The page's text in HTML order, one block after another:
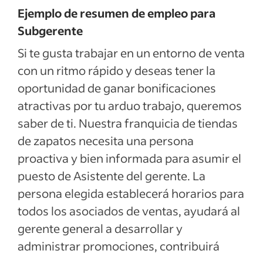
Ejemplo de resumen de empleo para
Subgerente
Si te gusta trabajar en un entorno de venta
con un ritmo rápido y deseas tener la
oportunidad de ganar bonificaciones
atractivas por tu arduo trabajo, queremos
saber de ti. Nuestra franquicia de tiendas
de zapatos necesita una persona
proactiva y bien informada para asumir el
puesto de Asistente del gerente. La
persona elegida establecerá horarios para
todos los asociados de ventas, ayudará al
gerente general a desarrollar y
administrar promociones, contribuirá